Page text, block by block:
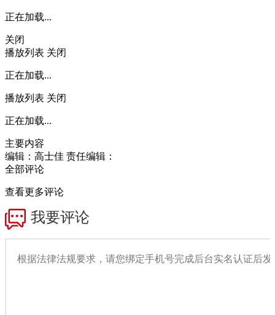
正在加载...
关闭
播放列表 关闭
正在加载...
播放列表 关闭
正在加载...
主要内容
编辑：高士佳 责任编辑：
全部评论
查看更多评论